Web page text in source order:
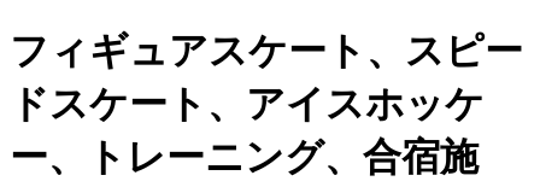
フィギュアスケート、スピー
ドスケート、アイスホッケ
ー、トレーニング、合宿施